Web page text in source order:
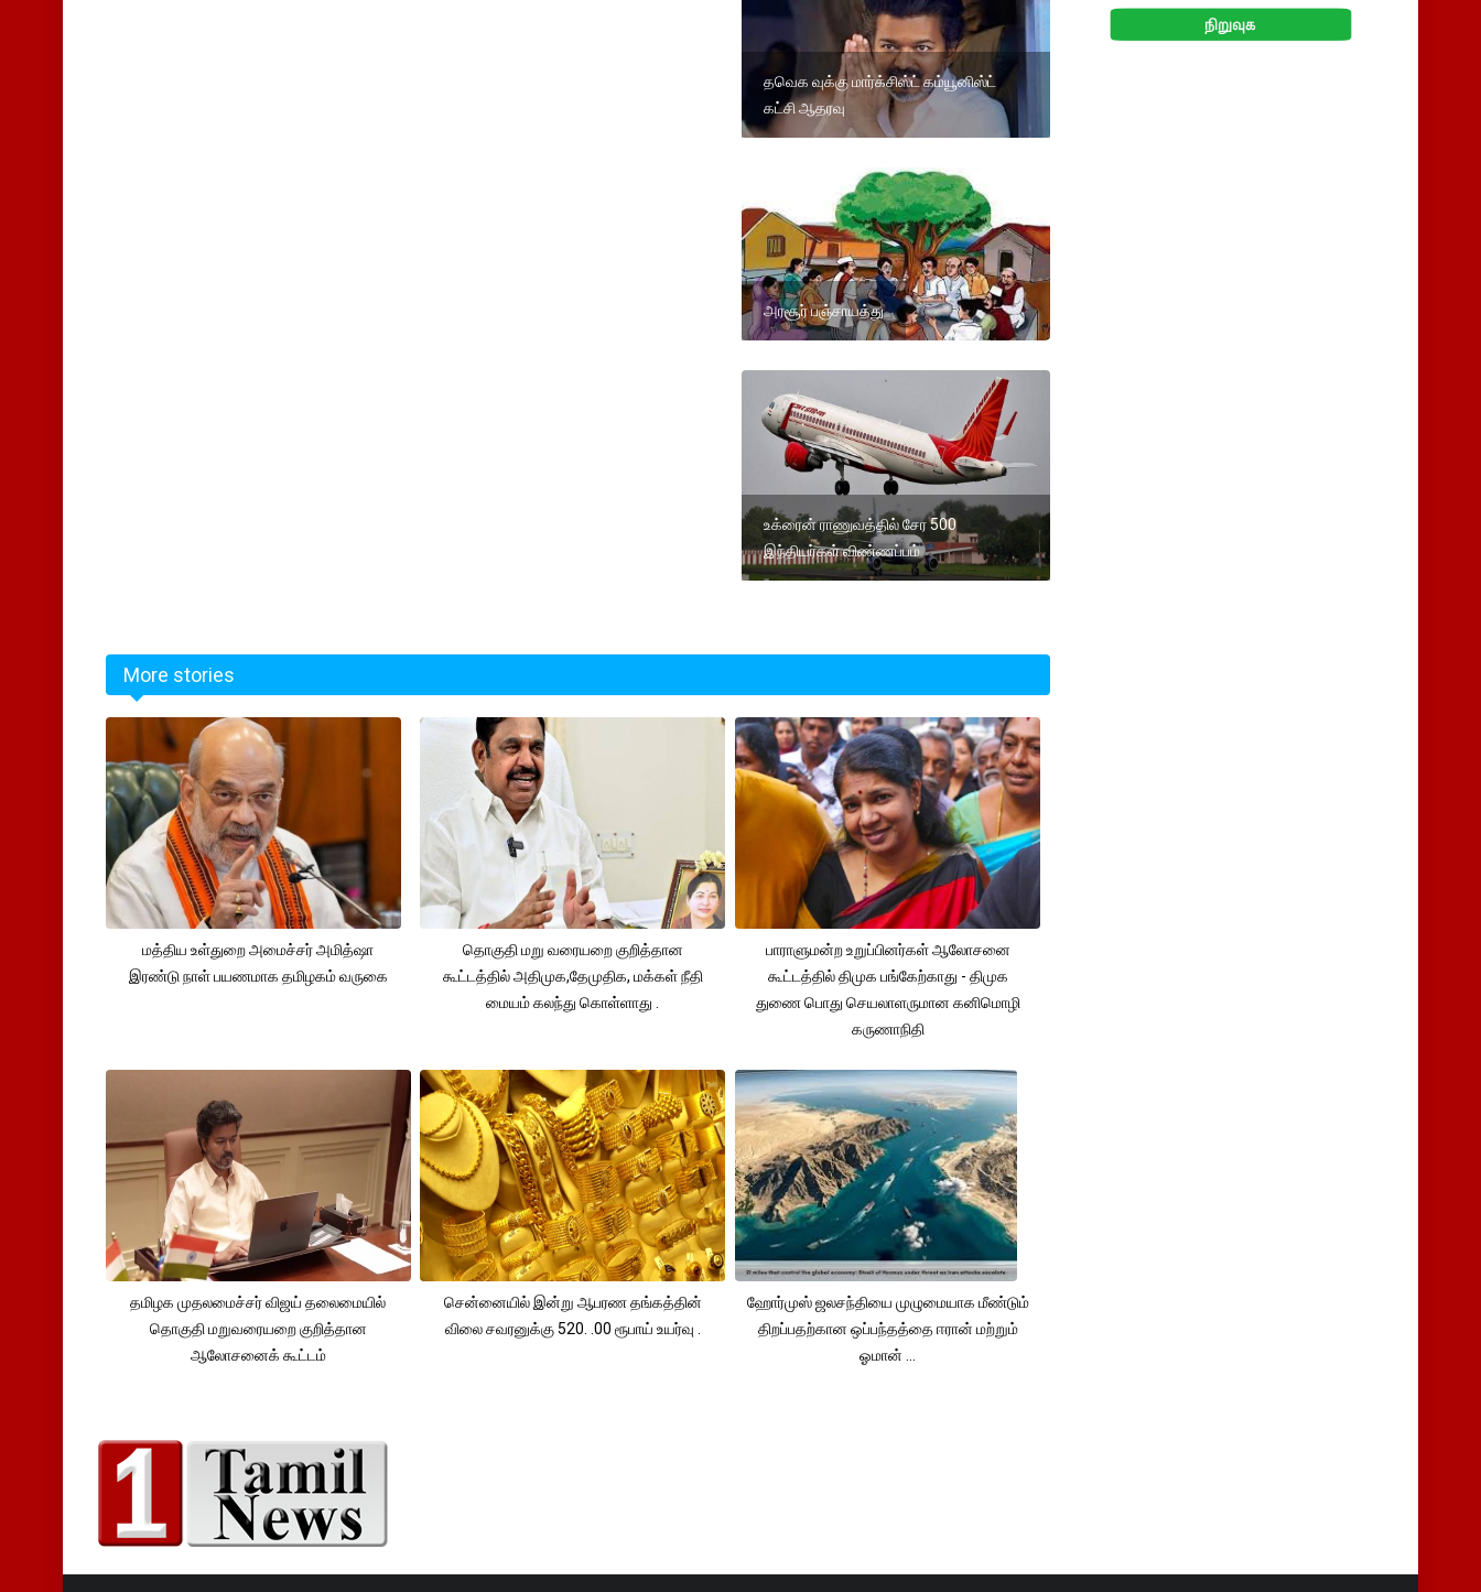
தவெக வுக்கு மார்க்சிஸ்ட் கம்யூனிஸ்ட்
கட்சி ஆதரவு
அரசூர் பஞ்சாயத்து
உக்ரைன் ராணுவத்தில் சேர 500
இந்தியர்கள் விண்ணப்பம்
More stories
மத்திய உள்துறை அமைச்சர் அமித்ஷா
இரண்டு நாள் பயணமாக தமிழகம் வருகை
தொகுதி மறு வரையறை குறித்தான
கூட்டத்தில் அதிமுக,தேமுதிக, மக்கள் நீதி
மையம் கலந்து கொள்ளாது .
பாராளுமன்ற உறுப்பினர்கள் ஆலோசனை
கூட்டத்தில் திமுக பங்கேற்காது - திமுக
துணை பொது செயலாளருமான கனிமொழி
கருணாநிதி
தமிழக முதலமைச்சர் விஜய் தலைமையில்
தொகுதி மறுவரையறை குறித்தான
ஆலோசனைக் கூட்டம்
சென்னையில் இன்று ஆபரண தங்கத்தின்
விலை சவரனுக்கு 520. .00 ரூபாய் உயர்வு .
ஹோர்முஸ் ஜலசந்தியை முழுமையாக மீண்டும்
திறப்பதற்கான ஒப்பந்தத்தை ஈரான் மற்றும்
ஓமான் ...